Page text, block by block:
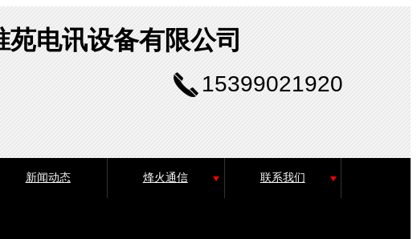
苑电讯设备有限公司
15399021920
新闻动态 烽火通信 联系我们